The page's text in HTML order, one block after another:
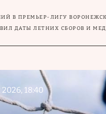
В ПРЕМЬЕР-ЛИГУ
ДАТЫ ЛЕТНИХ СБОРОВ И
18:40